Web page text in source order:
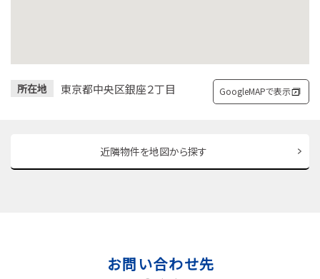
所在地 東京都中央区銀座２丁目 GoogleMAPで表示
近隣物件を地図から探す
お問い合わせ先